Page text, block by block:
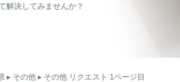
解決してみませんか？
▸ その他 ▸ その他 リクエスト 1ページ目